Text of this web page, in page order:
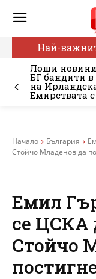
Най-
Лоши новини
БГ бандити
на
Емирствата
Начало България
Стойчо Младенов да
Емил
се ЦСКА
Стойчо